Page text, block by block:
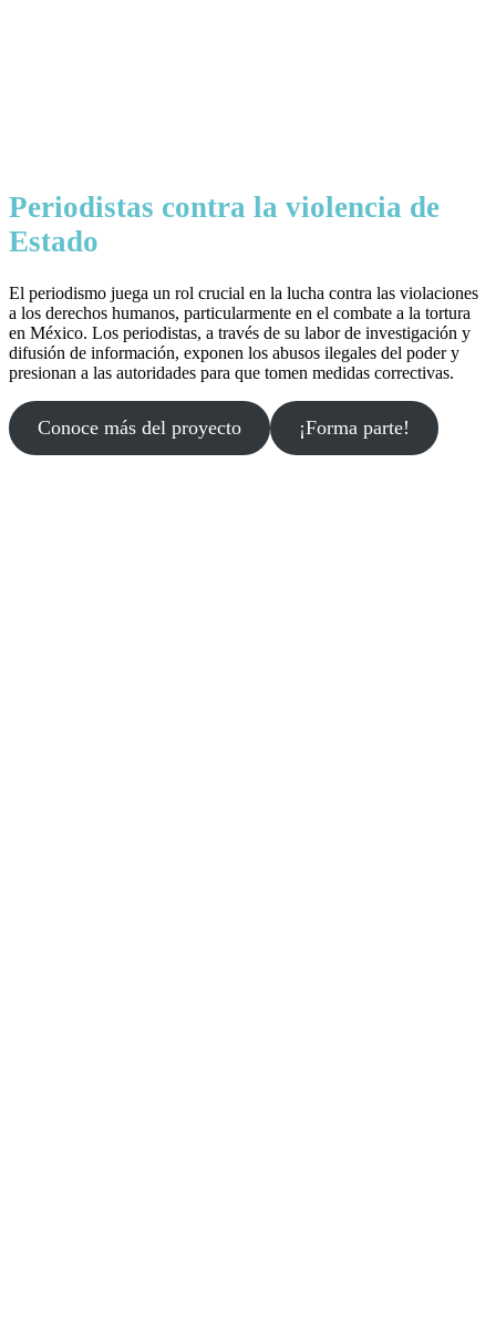
Periodistas contra la violencia de
Estado
El periodismo juega un rol crucial en la lucha contra las violaciones
a los derechos humanos, particularmente en el combate a la tortura
en México. Los periodistas, a través de su labor de investigación y
difusión de información, exponen los abusos ilegales del poder y
presionan a las autoridades para que tomen medidas correctivas.
Conoce más del proyecto ¡Forma parte!